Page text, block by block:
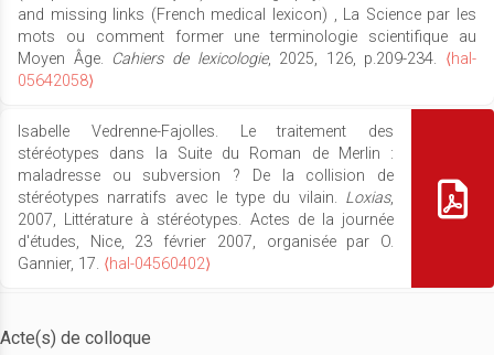
and missing links (French medical lexicon) , La Science par les
mots ou comment former une terminologie scientifique au
Moyen Âge. Cahiers de lexicologie, 2025, 126, p.209-234. ⟨hal-
05642058⟩
Isabelle Vedrenne-Fajolles. Le traitement des
stéréotypes dans la Suite du Roman de Merlin :
maladresse ou subversion ? De la collision de
stéréotypes narratifs avec le type du vilain. Loxias,
2007, Littérature à stéréotypes. Actes de la journée
d'études, Nice, 23 février 2007, organisée par O.
Gannier, 17. ⟨hal-04560402⟩
Acte(s) de colloque